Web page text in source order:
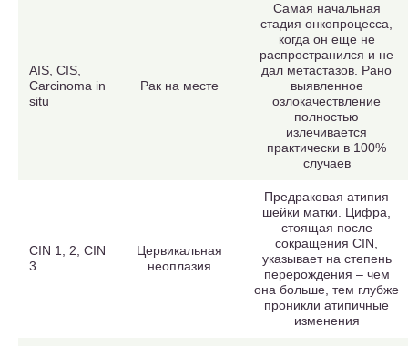
AIS, CIS,
Carcinoma in
situ
Рак на месте
Самая начальная
стадия онкопроцесса,
когда он еще не
распространился и не
дал метастазов. Рано
выявленное
озлокачествление
полностью
излечивается
практически в 100%
случаев
CIN 1, 2, CIN
3
Цервикальная
неоплазия
Предраковая атипия
шейки матки. Цифра,
стоящая после
сокращения CIN,
указывает на степень
перерождения – чем
она больше, тем глубже
проникли атипичные
изменения